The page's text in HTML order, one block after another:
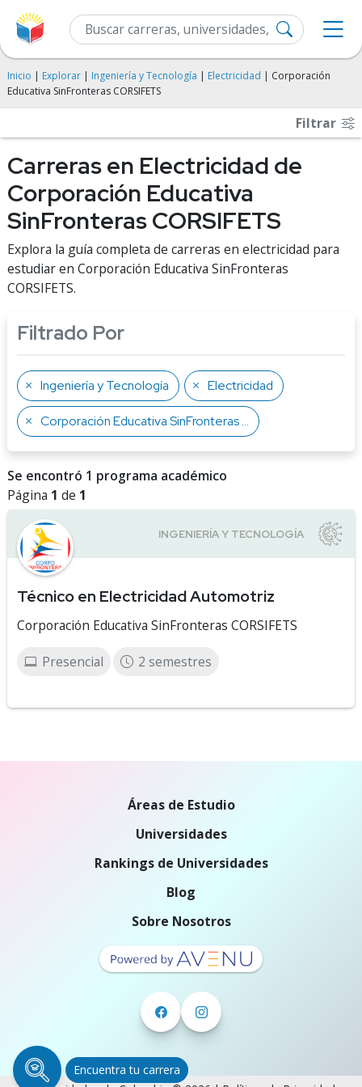
Inicio | Explorar | Ingeniería y Tecnología | Electricidad | Corporación
Educativa SinFronteras CORSIFETS
Filtrar
Carreras en Electricidad de
Corporación Educativa
SinFronteras CORSIFETS
Explora la guía completa de carreras en electricidad para
estudiar en Corporación Educativa SinFronteras
CORSIFETS.
Filtrado Por
Ingeniería y Tecnología Electricidad
Corporación Educativa SinFronteras CORSIFETS
Se encontró 1 programa académico
Página 1 de 1
Técnico en Electricidad Automotriz
Corporación Educativa SinFronteras CORSIFETS
Presencial 2 semestres
Encuentra tu carrera
Áreas de Estudio
Universidades
Rankings de Universidades
Blog
Sobre Nosotros